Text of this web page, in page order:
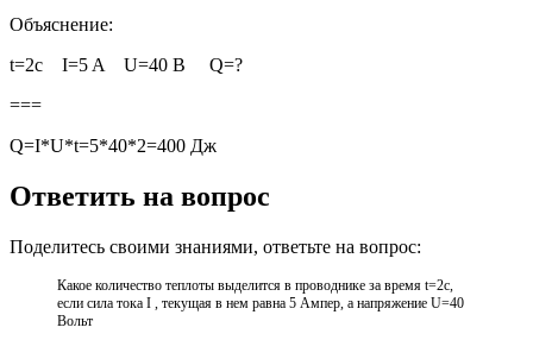
Объяснение:
t=2c I=5 A U=40 B Q=?
===
Q=I*U*t=5*40*2=400 Дж
Ответить на вопрос
Поделитесь своими знаниями, ответьте на вопрос:
Какое количество теплоты выделится в проводнике за время t=2c,
если сила тока I , текущая в нем равна 5 Ампер, а напряжение U=40
Вольт ​